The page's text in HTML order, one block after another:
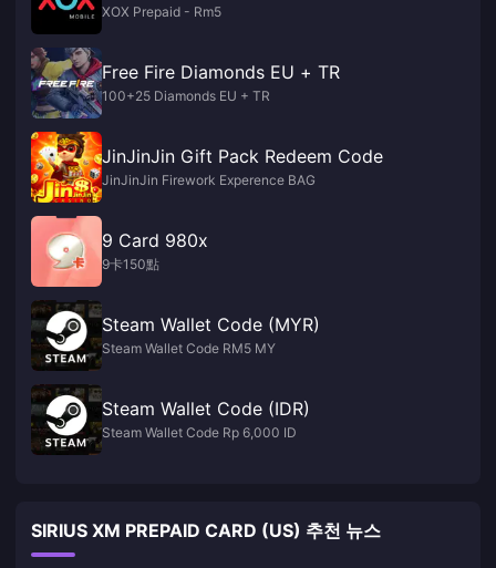
XOX Prepaid - Rm5
Free Fire Diamonds EU + TR
100+25 Diamonds EU + TR
JinJinJin Gift Pack Redeem Code
JinJinJin Firework Experence BAG
9 Card 980x
9卡150點
Steam Wallet Code (MYR)
Steam Wallet Code RM5 MY
Steam Wallet Code (IDR)
Steam Wallet Code Rp 6,000 ID
SIRIUS XM PREPAID CARD (US) 추천 뉴스